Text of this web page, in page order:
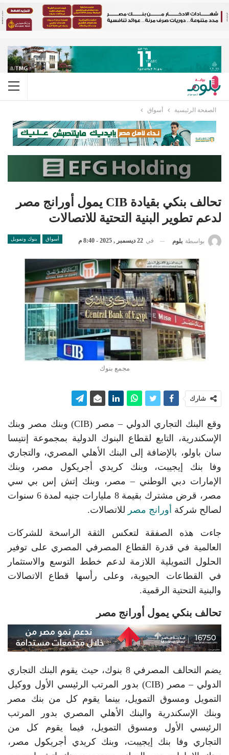
الصفحة الرئيسية أسواق
تحالف بنكي بقيادة CIB يمول أورانج مصر
لدعم تطوير البنية التحتية للاتصالات
أسواق بنوك وتمويل بواسطة بلوم في 22 ديسمبر , 2025 - 8:40 م
مجمع بنوك
شارك
وقع البنك التجاري الدولي – مصر (CIB) وبنك مصر وبنك
الإسكندرية، التابع لقطاع البنوك الدولية بمجموعة إنتيسا
سان باولو، بالإضافة إلى البنك الأهلي المصري، والتجاري
وفا بنك إيجيبت، وبنك كريدي أجريكول مصر، وبنك
الإمارات دبي الوطني – مصر، وبنك إتش إس بي سي
مصر، قرض مشترك بقيمة 8 مليارات جنيه لمدة 6 سنوات
لصالح شركة أورانج مصر للاتصالات.
جاءت هذه الصفقة لتعكس الثقة الراسخة للشركات
العالمية في قدرة القطاع المصرفي المصري على توفير
الحلول التمويلية اللازمة لدعم خطط التوسع والاستثمار
في القطاعات الحيوية، وعلى رأسها قطاع الاتصالات
والبنية التحتية الرقمية.
تحالف بنكي يمول أورانج مصر
يضم التحالف المصرفي 8 بنوك، حيث يقوم البنك التجاري
الدولي – مصر (CIB) بدور المرتب الرئيسي الأول ووكيل
التمويل ومسوق التمويل، بينما يقوم كل من بنك مصر
وبنك الإسكندرية والبنك الأهلي المصري بدور المرتب
الرئيسي الأول ومسوق التمويل، فيما يقوم كل من
التجاري وفا بنك إيجيبت، وبنك كريدي أجريكول مصر،